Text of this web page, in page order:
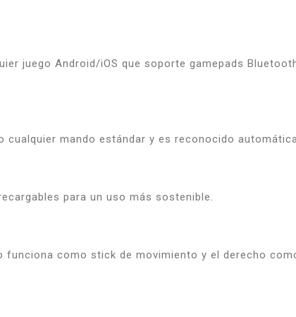
juego Android/iOS que soporte gamepads
mando estándar y es reconocido
para un uso más sostenible.
como stick de movimiento y el derecho